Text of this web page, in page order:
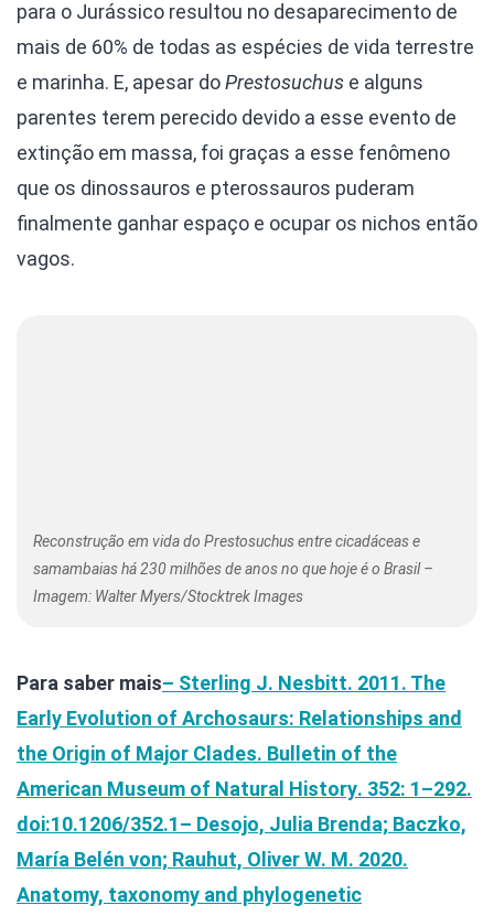
para o Jurássico resultou no desaparecimento de
mais de 60% de todas as espécies de vida terrestre
e marinha. E, apesar doPrestosuchus e alguns
parentes terem perecido devido a esse evento de
extinção em massa, foi graças a esse fenômeno
que os dinossauros e pterossauros puderam
finalmente ganhar espaço e ocupar os nichos então
vagos.
Reconstrução em vida do Prestosuchus entre cicadáceas e
samambaias há 230 milhões de anos no que hoje é o Brasil –
Imagem: Walter Myers/Stocktrek Images
Para saber mais– Sterling J. Nesbitt. 2011. The
Early Evolution of Archosaurs: Relationships and
the Origin of Major Clades. Bulletin of the
American Museum of Natural History. 352: 1–292.
doi:10.1206/352.1– Desojo, Julia Brenda; Baczko,
María Belén von; Rauhut, Oliver W. M. 2020.
Anatomy, taxonomy and phylogenetic